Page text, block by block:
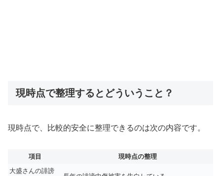
現時点で整理するとどういうこと？
現時点で、比較的安全に整理できるのは次の内容です。
項目
現時点の整理
大盛さんの誹謗